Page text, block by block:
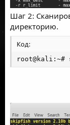
Шаг 2:
директорию.
Код: